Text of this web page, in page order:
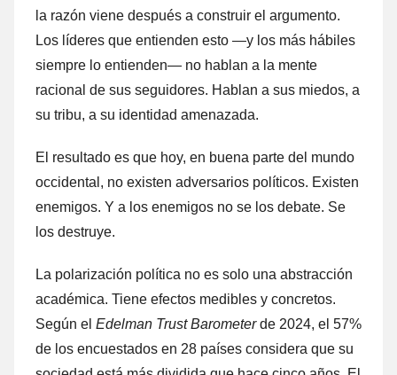
la razón viene después a construir el argumento.
Los líderes que entienden esto —y los más hábiles
siempre lo entienden— no hablan a la mente
racional de sus seguidores. Hablan a sus miedos, a
su tribu, a su identidad amenazada.
El resultado es que hoy, en buena parte del mundo
occidental, no existen adversarios políticos. Existen
enemigos. Y a los enemigos no se los debate. Se
los destruye.
La polarización política no es solo una abstracción
académica. Tiene efectos medibles y concretos.
Según el Edelman Trust Barometerde 2024, el 57%
de los encuestados en 28 países considera que su